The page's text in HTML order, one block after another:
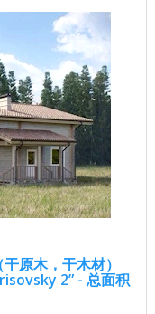
原木，干木材）
2” - 总面积